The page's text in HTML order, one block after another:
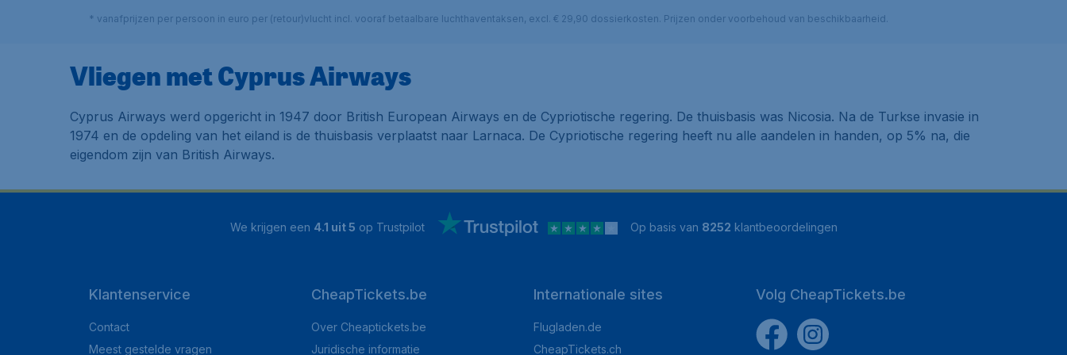
* vanafprijzen per persoon in euro per (retour)vlucht incl. vooraf betaalbare luchthaventaksen, excl. € 29,90 dossierkosten. Prijzen onder voorbehoud van beschikbaarheid.
Vliegen met Cyprus Airways
Cyprus Airways werd opgericht in 1947 door British European Airways en de Cypriotische regering. De thuisbasis was Nicosia. Na de Turkse invasie in
1974 en de opdeling van het eiland is de thuisbasis verplaatst naar Larnaca. De Cypriotische regering heeft nu alle aandelen in handen, op 5% na, die
eigendom zijn van British Airways.
We krijgen een 4.1 uit 5 op Trustpilot Op basis van 8252 klantbeoordelingen
Klantenservice
Contact
Meest gestelde vragen
CheapTickets.be
Over Cheaptickets.be
Juridische informatie
Internationale sites
Flugladen.de
CheapTickets.ch
Volg CheapTickets.be